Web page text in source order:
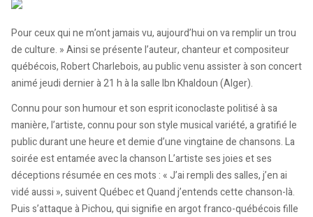
Pour ceux qui ne m’ont jamais vu, aujourd’hui on va remplir un trou
de culture. » Ainsi se présente l’auteur, chanteur et compositeur
québécois, Robert Charlebois, au public venu assister à son concert
animé jeudi dernier à 21 h à la salle Ibn Khaldoun (Alger).
Connu pour son humour et son esprit iconoclaste politisé à sa
manière, l’artiste, connu pour son style musical variété, a gratifié le
public durant une heure et demie d’une vingtaine de chansons. La
soirée est entamée avec la chanson L’artiste ses joies et ses
déceptions résumée en ces mots : « J’ai rempli des salles, j’en ai
vidé aussi », suivent Québec et Quand j’entends cette chanson-là.
Puis s’attaque à Pichou, qui signifie en argot franco-québécois fille